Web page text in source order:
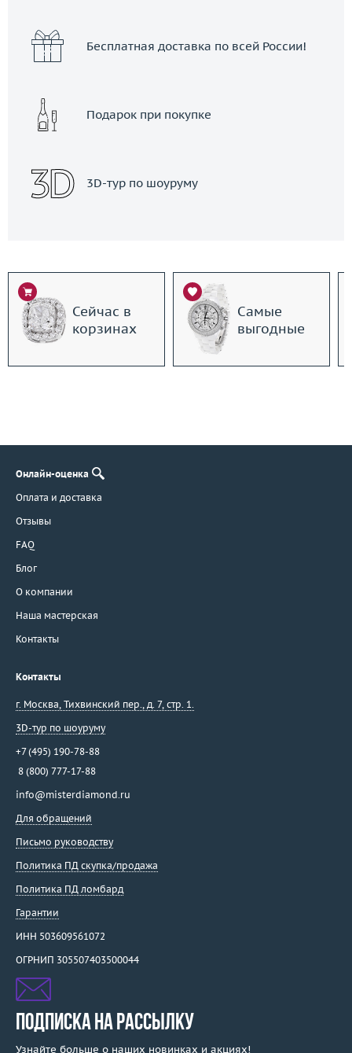
Бесплатная доставка по всей России!
Подарок при покупке
3D-тур по шоуруму
Сейчас в
корзинах
Самые
выгодные
Онлайн-оценка
Оплата и доставка
Отзывы
FAQ
Блог
О компании
Наша мастерская
Контакты
Контакты
г. Москва, Тихвинский пер., д. 7, стр. 1.
3D-тур по шоуруму
+7 (495) 190-78-88
8 (800) 777-17-88
info@misterdiamond.ru
Для обращений
Письмо руководству
Политика ПД скупка/продажа
Политика ПД ломбард
Гарантии
ИНН 503609561072
ОГРНИП 305507403500044
ПОДПИСКА НА РАССЫЛКУ
Узнайте больше о наших новинках и акциях!